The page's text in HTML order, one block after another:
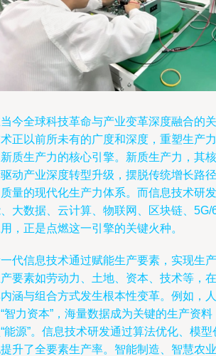
今全球科技革命与产业变革深度融合的
正以前所未有的广度和深度，重塑生产
质生产力的核心引擎。新质生产力，其
动产业深度转型升级，摆脱传统增长路
量的现代化生产力体系。而信息技术研
大数据、云计算、物联网、区块链、
，正是点燃这一引擎的关键火种。
代信息技术通过赋能生产要素，实现生
要素如劳动力、土地、资本、技术等，
涵与组合方式发生根本性变革。例如，
智力资本”，海量数据成为关键的生产资
能源”。信息技术研发通过算法优化、模
升了全要素生产率。智能制造、智慧农